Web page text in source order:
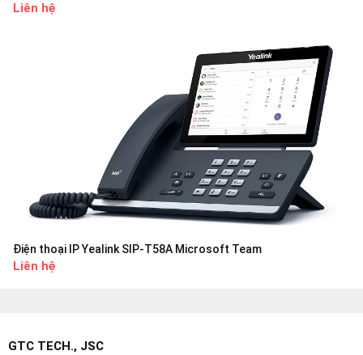
Liên hệ
Điện thoại IP Yealink SIP-T58A Microsoft Team
Liên hệ
GTC TECH., JSC